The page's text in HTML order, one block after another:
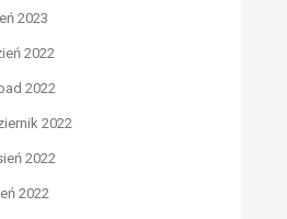
2023
2022
2022
2022
2022
2022